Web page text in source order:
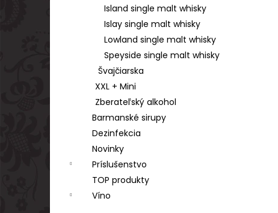
Island single malt whisky
Islay single malt whisky
Lowland single malt whisky
Speyside single malt whisky
Švajčiarska
XXL + Mini
Zberateľský alkohol
Barmanské sirupy
Dezinfekcia
Novinky
Príslušenstvo
TOP produkty
Víno